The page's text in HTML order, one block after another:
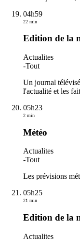
04h59
22 min
Edition de la
Actualites
-Tout
Un journal
l'actualité et les
05h23
2 min
Météo
Actualites
-Tout
Les prévisions
05h25
21 min
Edition de la
Actualites